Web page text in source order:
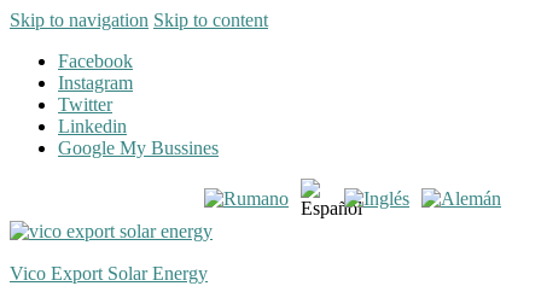
Skip to navigation Skip to content
Facebook
Instagram
Twitter
Linkedin
Google My Bussines
Vico Export Solar Energy